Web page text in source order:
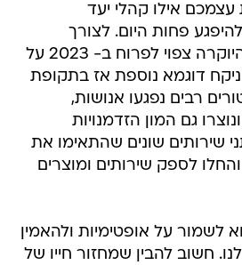
אילו קהלי יעד
להיפגע פחות היום. לצורך
הדוגמא שוק דירות היוקרה צפוי לפרוח ב- 2023 על
דוגמא נוספת אז בתקופת
רבים נפגעו אנושות,
גם המון הזדמנויות
שירותים שונים שהתאימו את
לספק שירותים ומוצרים
לשמור על אופטימיות ולהאמין
חשוב להבין שמחזור חייו של